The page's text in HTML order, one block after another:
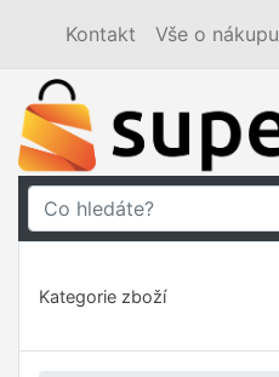
Kontakt Vše o nákupu
Kategorie zboží